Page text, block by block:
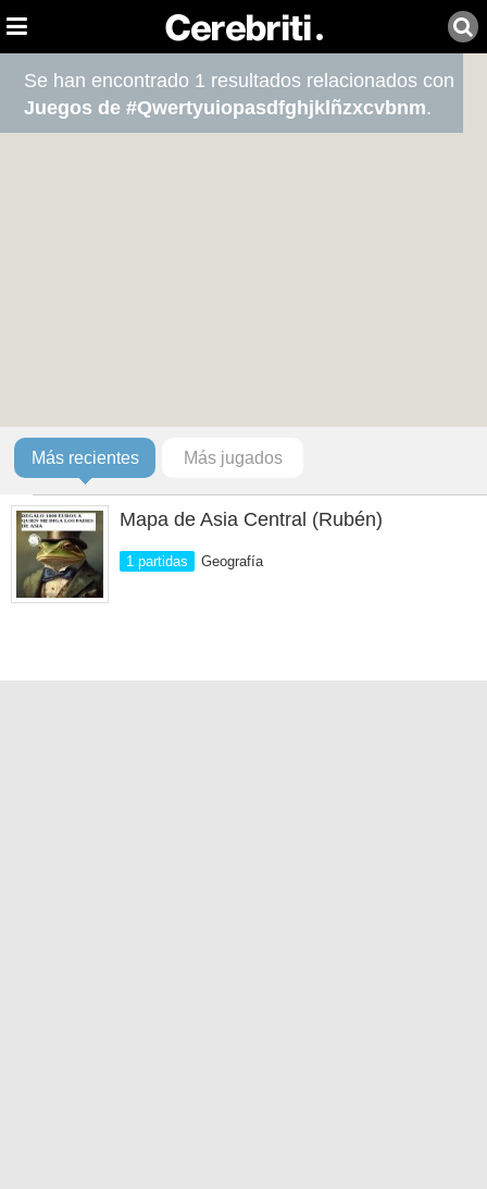
Se han encontrado 1 resultados relacionados con
Juegos de #Qwertyuiopasdfghjklñzxcvbnm.
Más recientes Más jugados
Mapa de Asia Central (Rubén)
1 partidas Geografía